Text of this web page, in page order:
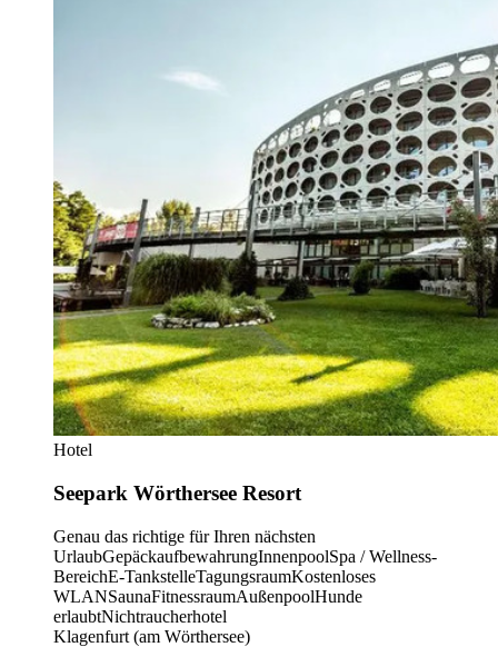
Hotel
Seepark Wörthersee Resort
Genau das richtige für Ihren nächsten
UrlaubGepäckaufbewahrungInnenpoolSpa / Wellness-
BereichE-TankstelleTagungsraumKostenloses
WLANSaunaFitnessraumAußenpoolHunde
erlaubtNichtraucherhotel
Klagenfurt (am Wörthersee)